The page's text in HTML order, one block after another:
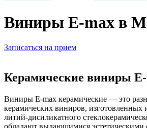
Виниры E-max в
Записаться на прием
Керамические виниры
Виниры E-max керамические — это
керамических виниров, изготовленных
литий-дисиликатного